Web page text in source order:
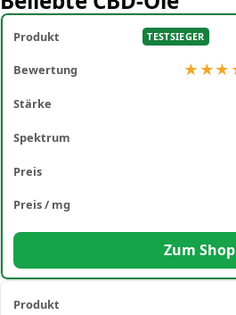
TESTSIEGER
Zum Shop